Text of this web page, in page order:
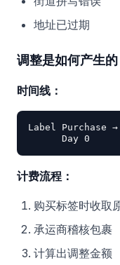
地址已过期
调整是如何产生的
时间线：
Label Purchase
计费流程：
购买标签时收取
承运商稽核包裹
计算出调整金额